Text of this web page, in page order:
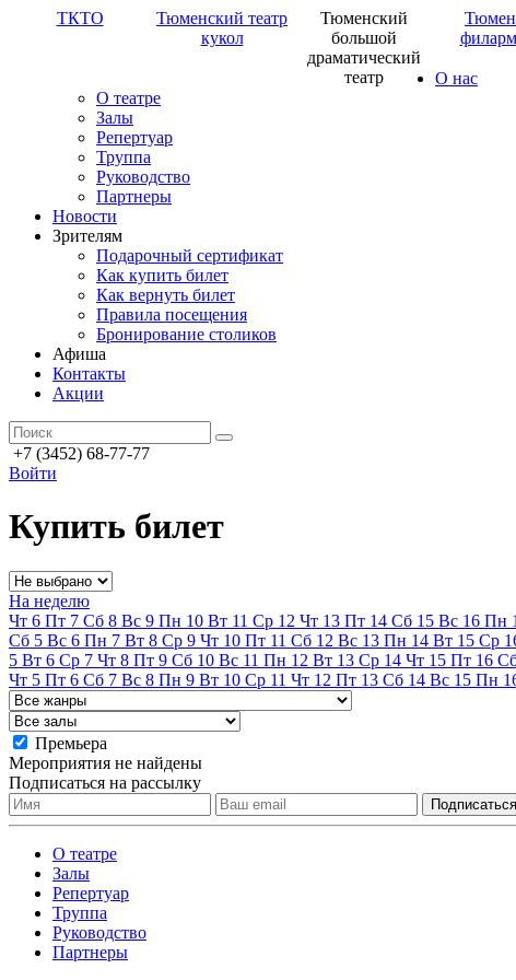
ТКТО
Тюменский театр
кукол
Тюменский
большой
драматический
театр
О нас
О театре
Залы
Репертуар
Труппа
Руководство
Партнеры
Новости
Зрителям
Подарочный сертификат
Как купить билет
Как вернуть билет
Правила посещения
Бронирование столиков
Афиша
Контакты
Акции
+7 (3452) 68-77-77
Войти
Купить билет
На неделю
Чт 6 Пт 7 Сб 8 Вс 9 Пн 10 Вт 11 Ср 12 Чт 13 Пт 14 Сб 15 Вс 16 Пн
Сб 5 Вс 6 Пн 7 Вт 8 Ср 9 Чт 10 Пт 11 Сб 12 Вс 13 Пн 14 Вт 15 Ср
5 Вт 6 Ср 7 Чт 8 Пт 9 Сб 10 Вс 11 Пн 12 Вт 13 Ср 14 Чт 15 Пт 16
Чт 5 Пт 6 Сб 7 Вс 8 Пн 9 Вт 10 Ср 11 Чт 12 Пт 13 Сб 14 Вс 15 Пн
Премьера
Мероприятия не найдены
Подписаться на рассылку
О театре
Залы
Репертуар
Труппа
Руководство
Партнеры